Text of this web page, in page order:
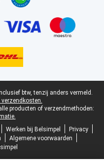
btw, tenzij anders vermeld.
producten of verzendmethoden:
Werken bij Belsimpel
Privacy
Algemene voorwaarden